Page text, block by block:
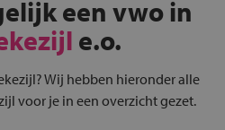
een vwo in
e.o.
Wij hebben hieronder alle
voor je in een overzicht gezet.